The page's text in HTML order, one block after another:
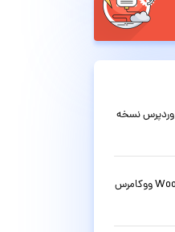
افزونه صفحه ساز المنتور پرو Elementor Pro وردپرس نسخه
قالب فروشگاهی چندمنظوره وودمارت WoodMart ووکامرس